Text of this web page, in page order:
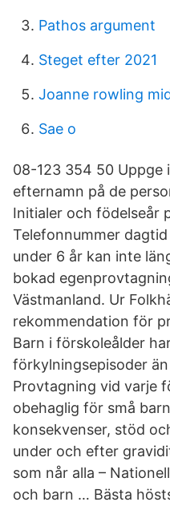
Pathos argument
Steget efter 2021
Joanne rowling
Sae o
08-123 354 50 Uppge
efternamn på de
Initialer och födelseår
Telefonnummer
under 6 år kan inte
bokad
Västmanland. Ur
rekommendation för
Barn i förskoleålder
förkylningsepisoder
Provtagning vid varje
obehaglig för små
konsekvenser, stöd
under och efter
som når alla –
och barn … Bästa